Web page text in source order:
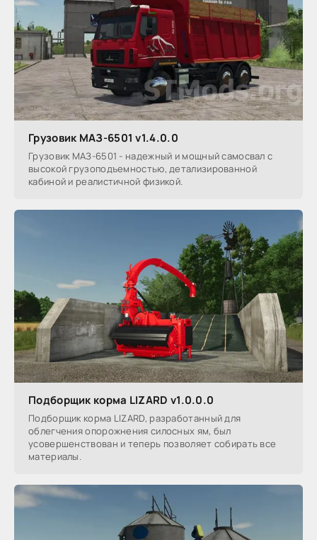
Грузовик МАЗ-6501 v1.4.0.0
Грузовик МАЗ-6501 - надежный и мощный самосвал с
высокой грузоподъемностью, детализированной
кабиной и реалистичной физикой.
Подборщик корма LIZARD v1.0.0.0
Подборщик корма LIZARD, разработанный для
облегчения опорожнения силосных ям, был
усовершенствован и теперь позволяет собирать все
материалы.